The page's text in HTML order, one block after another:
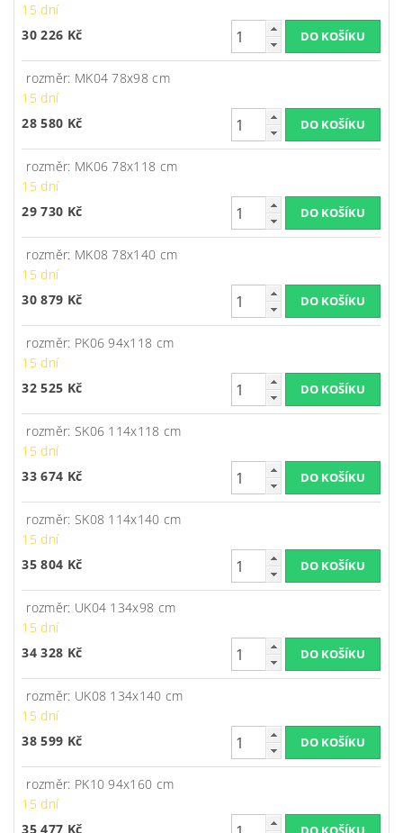
15 dní
30 226 Kč
rozměr: MK04 78x98 cm
15 dní
28 580 Kč
rozměr: MK06 78x118 cm
15 dní
29 730 Kč
rozměr: MK08 78x140 cm
15 dní
30 879 Kč
rozměr: PK06 94x118 cm
15 dní
32 525 Kč
rozměr: SK06 114x118 cm
15 dní
33 674 Kč
rozměr: SK08 114x140 cm
15 dní
35 804 Kč
rozměr: UK04 134x98 cm
15 dní
34 328 Kč
rozměr: UK08 134x140 cm
15 dní
38 599 Kč
rozměr: PK10 94x160 cm
15 dní
35 477 Kč